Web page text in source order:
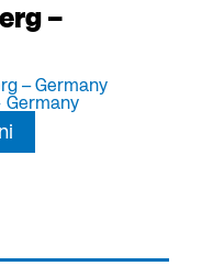
–
– Germany
Germany